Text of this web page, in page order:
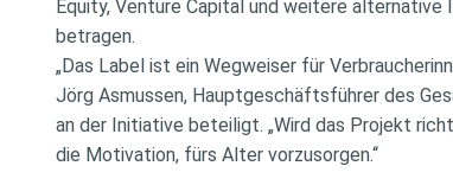
Equity, Venture Capital und weitere
betragen.
„Das Label ist ein Wegweiser für
Jörg Asmussen, Hauptgeschäftsführer des
an der Initiative beteiligt. „Wird das Projekt
die Motivation, fürs Alter vorzusorgen.“